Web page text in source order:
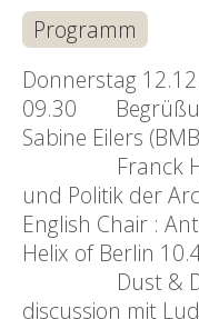
Programm
Donnerstag
09.30
Sabine Eilers
Franck
und Politik der
English Chair :
Helix of Berlin
Dust & Data.
discussion mit